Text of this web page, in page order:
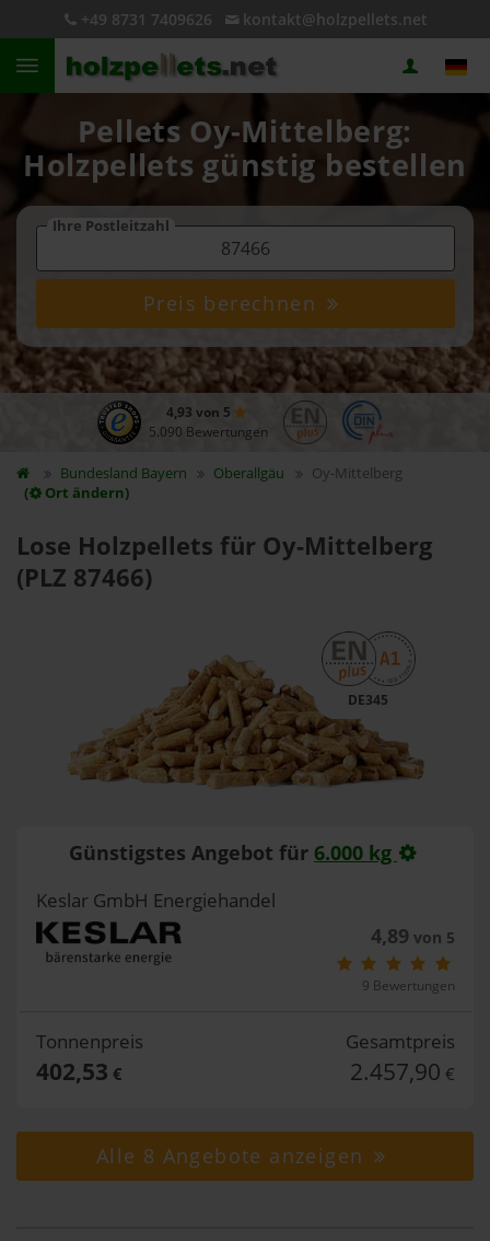
+49 8731 7409626 kontakt@holzpellets.net
Pellets Oy-Mittelberg:
Holzpellets günstig bestellen
Ihre Postleitzahl
Preis berechnen
4,93 von 5
5.090 Bewertungen
Bundesland Bayern Oberallgäu
Oy-Mittelberg
(
Ort ändern)
Lose Holzpellets für Oy-Mittelberg
(PLZ 87466)
DE345
Günstigstes Angebot für 6.000 kg
Keslar GmbH Energiehandel
4,89von 5
9 Bewertungen
Tonnenpreis
402,53 €
Gesamtpreis
2.457,90 €
Alle 8 Angebote anzeigen